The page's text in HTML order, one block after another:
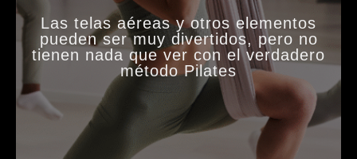
Las telas aéreas y otros elementos
pueden ser muy divertidos, pero no
tienen nada que ver con el verdadero
método Pilates